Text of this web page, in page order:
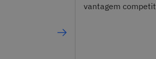
vantagem